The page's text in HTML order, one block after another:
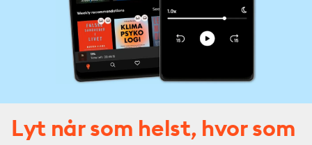
Lyt når som helst, hvor som